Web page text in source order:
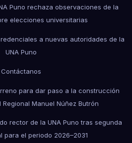
Puno rechaza observaciones de la
elecciones universitarias
a nuevas autoridades de la
UNA Puno
Contáctanos
para dar paso a la construcción
Manuel Núñez Butrón
rector de la UNA Puno tras segunda
para el periodo 2026–2031